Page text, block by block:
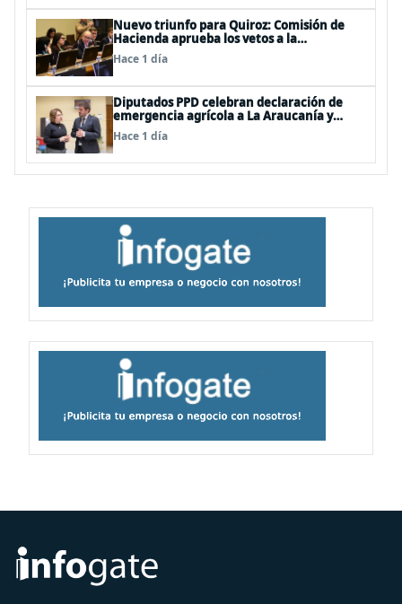
Nuevo triunfo para Quiroz: Comisión de
Hacienda aprueba los vetos a la
Megarreforma
Hace 1 día
Diputados PPD celebran declaración de
emergencia agrícola a La Araucanía y
piden agilizar ayudas económicas a
familias
Hace 1 día